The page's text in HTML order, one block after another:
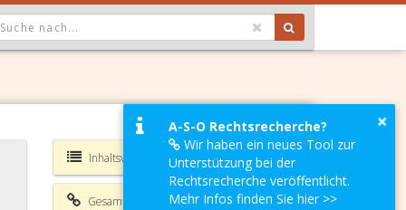
GEWÄHLTER WERT IST ALLE
Inhaltsverzeichnis BTVG
Gesamte Rechtsvorschrift
×
A-S-O Rechtsrecherche?
Wir haben ein neues Tool zur
Unterstützung bei der
Rechtsrecherche veröffentlicht.
Mehr Infos finden Sie hier >>